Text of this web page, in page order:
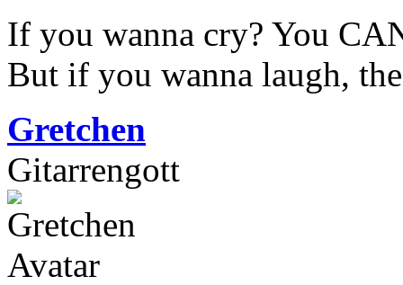
If you wanna cry? You
But if you wanna laugh,
Gretchen
Gitarrengott